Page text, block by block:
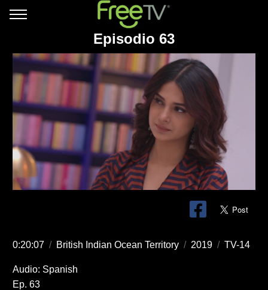
Episodio 63
0:20:07 / British Indian Ocean Territory / 2019 / TV-14
Audio: Spanish
Ep. 63